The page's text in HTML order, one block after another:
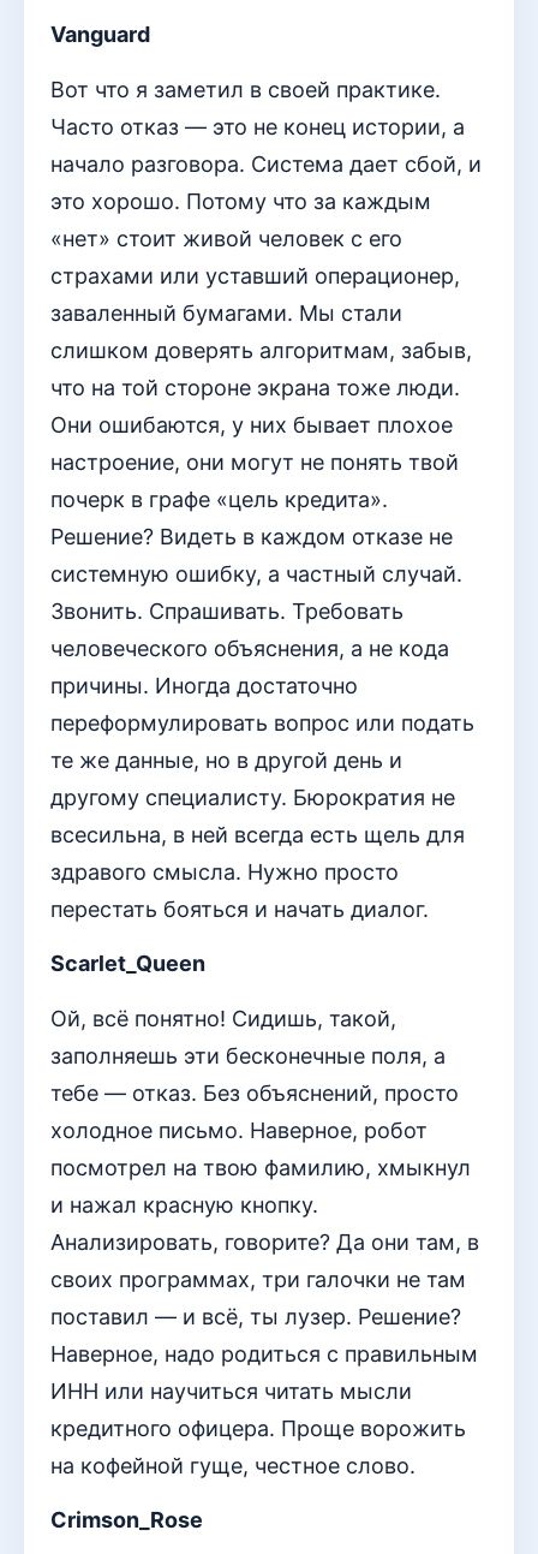
Vanguard
Вот что я заметил в своей практике.
Часто отказ — это не конец истории, а
начало разговора. Система дает сбой, и
это хорошо. Потому что за каждым
«нет» стоит живой человек с его
страхами или уставший операционер,
заваленный бумагами. Мы стали
слишком доверять алгоритмам, забыв,
что на той стороне экрана тоже люди.
Они ошибаются, у них бывает плохое
настроение, они могут не понять твой
почерк в графе «цель кредита».
Решение? Видеть в каждом отказе не
системную ошибку, а частный случай.
Звонить. Спрашивать. Требовать
человеческого объяснения, а не кода
причины. Иногда достаточно
переформулировать вопрос или подать
те же данные, но в другой день и
другому специалисту. Бюрократия не
всесильна, в ней всегда есть щель для
здравого смысла. Нужно просто
перестать бояться и начать диалог.
Scarlet_Queen
Ой, всё понятно! Сидишь, такой,
заполняешь эти бесконечные поля, а
тебе — отказ. Без объяснений, просто
холодное письмо. Наверное, робот
посмотрел на твою фамилию, хмыкнул
и нажал красную кнопку.
Анализировать, говорите? Да они там, в
своих программах, три галочки не там
поставил — и всё, ты лузер. Решение?
Наверное, надо родиться с правильным
ИНН или научиться читать мысли
кредитного офицера. Проще ворожить
на кофейной гуще, честное слово.
Crimson_Rose